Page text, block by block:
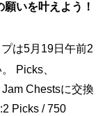
いを叶えよう！
は5月19日午前2
Picks、
Chestsに交換
Picks / 750